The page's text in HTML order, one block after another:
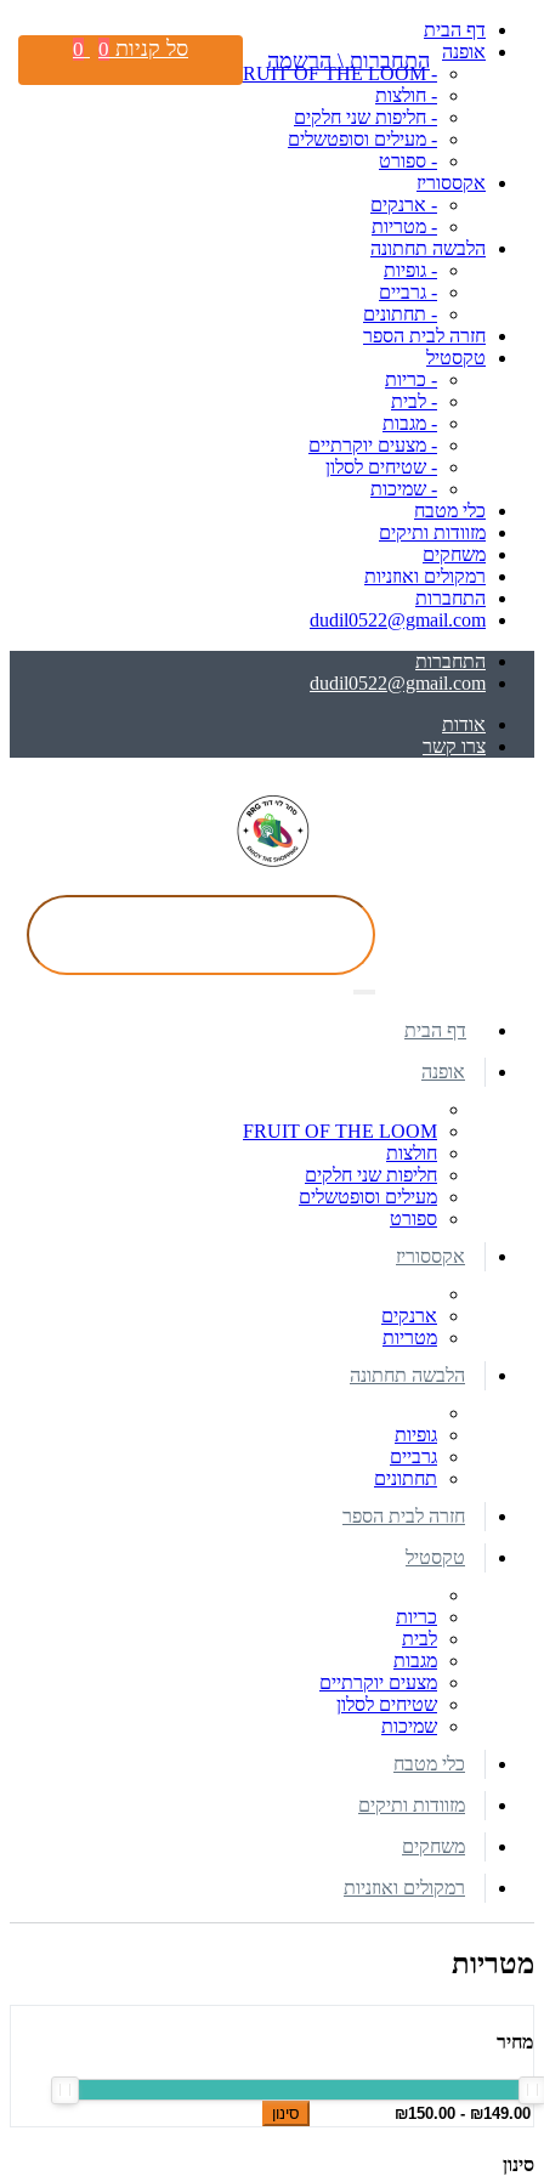
דף הבית
אופנה
- FRUIT OF THE LOOM
- חולצות
- חליפות שני חלקים
- מעילים וסופטשלים
- ספורט
אקססוריז
- ארנקים
- מטריות
הלבשה תחתונה
- גופיות
- גרביים
- תחתונים
חזרה לבית הספר
טקסטיל
- כריות
- לבית
- מגבות
- מצעים יוקרתיים
- שטיחים לסלון
- שמיכות
כלי מטבח
מזוודות ותיקים
משחקים
רמקולים ואוזניות
התחברות
dudil0522@gmail.com
התחברות
dudil0522@gmail.com
אודות
צרו קשר
התחברות \ הרשמה סל קניות 0
0
דף הבית
אופנה
FRUIT OF THE LOOM
חולצות
חליפות שני חלקים
מעילים וסופטשלים
ספורט
אקססוריז
ארנקים
מטריות
הלבשה תחתונה
גופיות
גרביים
תחתונים
חזרה לבית הספר
טקסטיל
כריות
לבית
מגבות
מצעים יוקרתיים
שטיחים לסלון
שמיכות
כלי מטבח
מזוודות ותיקים
משחקים
רמקולים ואוזניות
מטריות
מחיר
סינון
סינון